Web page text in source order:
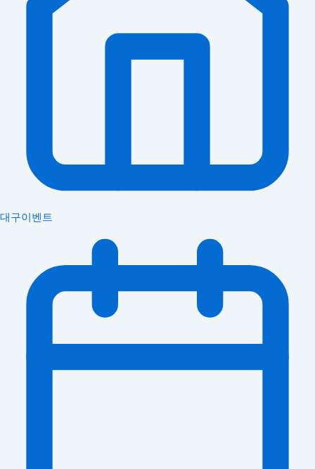
대구이벤트